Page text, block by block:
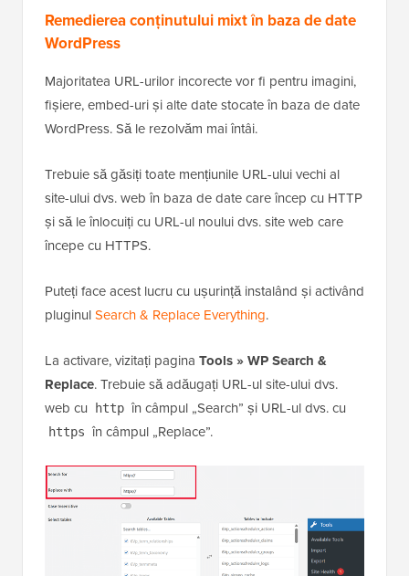
Remedierea conținutului mixt în baza de date
WordPress
Majoritatea URL-urilor incorecte vor fi pentru imagini,
fișiere, embed-uri și alte date stocate în baza de date
WordPress. Să le rezolvăm mai întâi.
Trebuie să găsiți toate mențiunile URL-ului vechi al
site-ului dvs. web în baza de date care încep cu HTTP
și să le înlocuiți cu URL-ul noului dvs. site web care
începe cu HTTPS.
Puteți face acest lucru cu ușurință instalând și activând
pluginulSearch & Replace Everything.
La activare, vizitați pagina Tools » WP Search &
Replace. Trebuie să adăugați URL-ul site-ului dvs.
web cu
http în câmpul „Search” și URL-ul dvs. cu
https în câmpul „Replace”.